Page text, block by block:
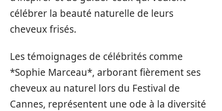
célébrer la beauté naturelle de leurs
cheveux frisés.
Les témoignages de célébrités comme
*Sophie Marceau*, arborant fièrement ses
cheveux au naturel lors du Festival de
Cannes, représentent une ode à la diversité